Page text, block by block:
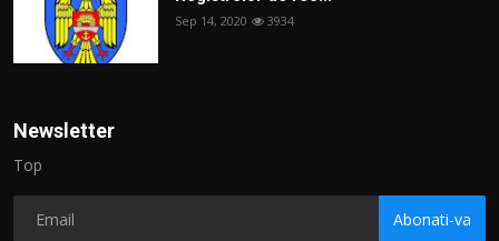
Sep 14, 2020 3934
Newsletter
Top
Abonati-va